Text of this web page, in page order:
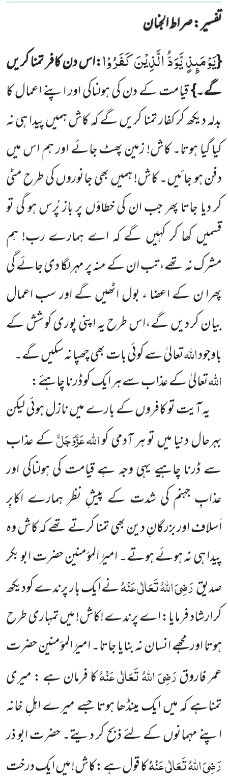
تفسیر : ‎صراط الجنان
{یَوْمَىٕذٍ یَّوَدُّ الَّذِیْنَ كَفَرُوْا:اس دن کافر تمنا کریں
گے۔}قیامت کے دن کی ہولناکی اور اپنے اعمال کا
بدلہ دیکھ کر کفار تمنا کریں گے کہ کاش ہمیں پیدا ہی نہ
کیا گیا ہوتا۔ کاش! زمین پھٹ جائے اور ہم اس میں
دفن ہو جائیں۔ کاش! ہمیں بھی جانوروں کی طرح مٹی
کر دیا جاتا پھر جب ان کی خطاؤں پر باز پُرس ہو گی تو
قسمیں کھا کر کہیں گے کہ اے ہمارے رب! ہم
مشرک نہ تھے، تب ان کے منہ پر مہر لگا دی جائے گی
پھرا ن کے اعضا ء بول اٹھیں گے اور سب اعمال
بیان کر دیں گے،اس طرح یہ اپنی پوری کوشش کے
باوجوداللہتعالیٰ سے کوئی بات بھی چھپا نہ سکیں گے۔
اللہتعالیٰ کے عذاب سے ہر ایک کو ڈرنا چاہئے:
یہ آیت تو کافروں کے بارے میں نازل ہوئی لیکن
بہرحال دنیا میں تو ہر آدمی کواللہعَزَّوَجَلَّکے عذاب
سے ڈرناچاہیے یہی وجہ ہے قیامت کی ہولناکی اور
عذابِ جہنم کی شدت کے پیشِ نظر ہمارے اَکابِر
اَسلاف اور بزرگانِ دین بھی تمناکرتے تھے کہ کاش وہ
پیدا ہی نہ ہوئے ہوتے۔ امیرُ المؤمنین حضرت ابو بکر
صدیقرَضِیَ اللہُ تَعَالٰی عَنْہُنے ایک بار پرندےکودیکھ
کر ارشاد فرمایا: اے پرندے !کاش! میں تمہاری طرح
ہوتا اور مجھے انسان نہ بنایا جاتا۔ امیرُ المؤمنین حضرت
عمر فاروقرَضِیَ اللہُ تَعَالٰی عَنْہُکا فرمان ہے : میری
تمناہے کہ میں ایک مینڈھا ہوتا جسے میرے اہلِ خانہ
اپنے مہمانوں کے لئے ذبح کر دیتے۔ حضرت ابو ذر
رَضِیَ اللہُ تَعَالٰی عَنْہُکا قول ہے :کاش! میں ایک درخت